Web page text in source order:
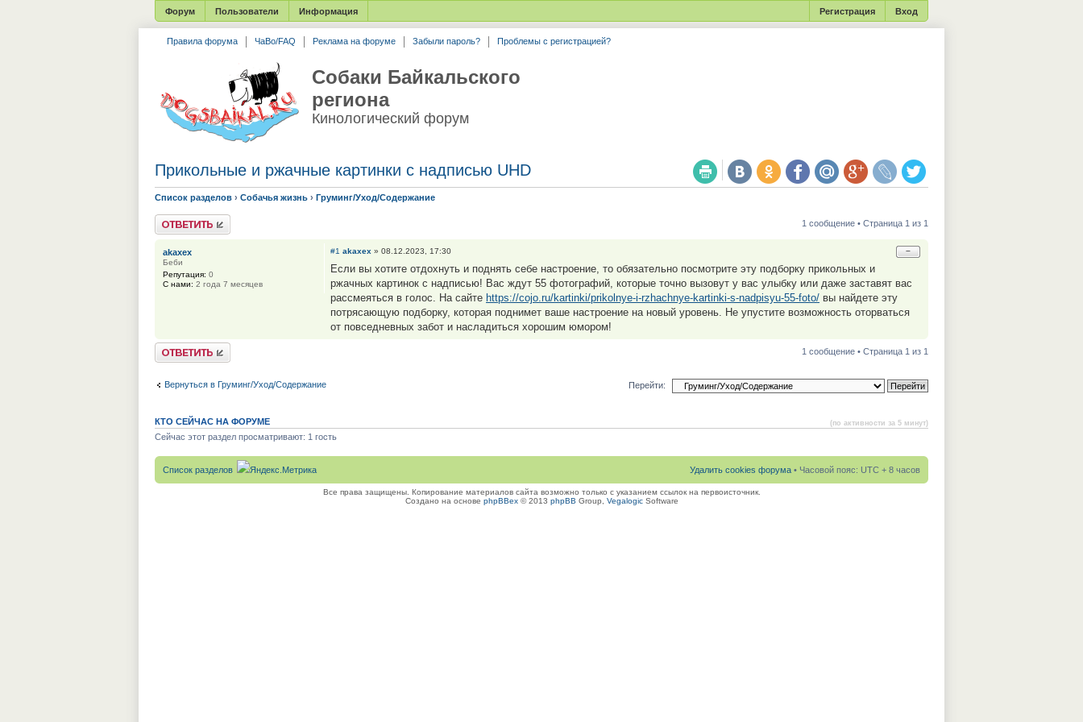
Форум Пользователи Информация Вход
Регистрация
Правила форума ЧаВо/FAQ Реклама на форуме Забыли пароль? Проблемы с регистрацией?
Собаки Байкальского
региона
Кинологический форум
Прикольные и ржачные картинки с надписью UHD
Список разделов › Собачья жизнь › Груминг/Уход/Содержание
Ответить 1 сообщение • Страница 1 из 1
−
#1 akaxex » 08.12.2023, 17:30
Если вы хотите отдохнуть и поднять себе настроение, то обязательно посмотрите эту подборку прикольных и
ржачных картинок с надписью! Вас ждут 55 фотографий, которые точно вызовут у вас улыбку или даже заставят вас
рассмеяться в голос. На сайте https://cojo.ru/kartinki/prikolnye-i-rzhachnye-kartinki-s-nadpisyu-55-foto/ вы найдете эту
потрясающую подборку, которая поднимет ваше настроение на новый уровень. Не упустите возможность оторваться
от повседневных забот и насладиться хорошим юмором!
akaxex
Беби
Репутация: 0
С нами: 2 года 7 месяцев
Ответить 1 сообщение • Страница 1 из 1
Вернуться в Груминг/Уход/Содержание Перейти:
КТО СЕЙЧАС НА ФОРУМЕ (по активности за 5 минут)
Сейчас этот раздел просматривают: 1 гость
Список разделов Удалить cookies форума • Часовой пояс: UTC + 8 часов
Все права защищены. Копирование материалов сайта возможно только с указанием ссылок на первоисточник.
Создано на основе phpBBex© 2013 phpBB Group, VegalogicSoftware